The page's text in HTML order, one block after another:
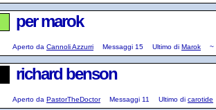
per marok
Aperto da Cannoli Azzurri Messaggi 15 Ultimo di Marok ~
richard benson
Aperto da PastorTheDoctor Messaggi 11 Ultimo di carotide